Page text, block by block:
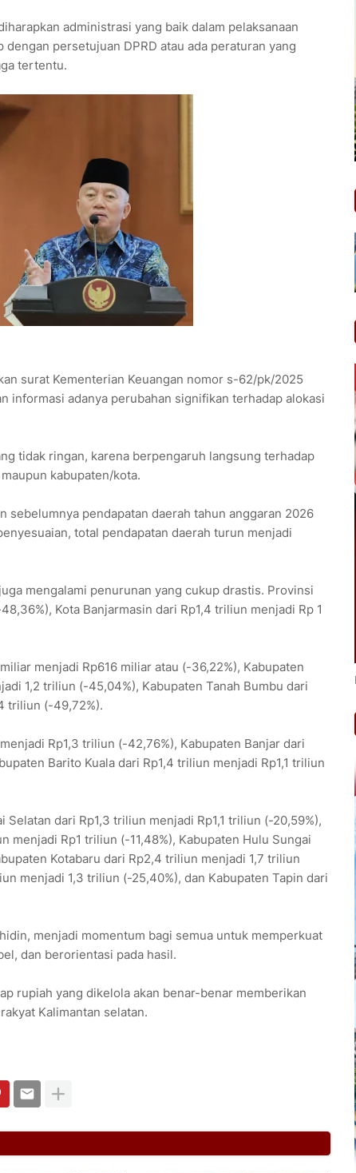
administrasi yang baik dalam pelaksanaan
persetujuan DPRD atau ada peraturan yang
tertentu.
surat Kementerian Keuangan nomor s-62/pk/2025
informasi adanya perubahan signifikan terhadap alokasi
tidak ringan, karena berpengaruh langsung terhadap
kabupaten/kota.
sebelumnya pendapatan daerah tahun anggaran 2026
total pendapatan daerah turun menjadi
mengalami penurunan yang cukup drastis. Provinsi
Kota Banjarmasin dari Rp1,4 triliun menjadi Rp 1
menjadi Rp616 miliar atau (-36,22%), Kabupaten
1,2 triliun (-45,04%), Kabupaten Tanah Bumbu dari
triliun (-49,72%).
Rp1,3 triliun (-42,76%), Kabupaten Banjar dari
Barito Kuala dari Rp1,4 triliun menjadi Rp1,1 triliun
dari Rp1,3 triliun menjadi Rp1,1 triliun (-20,59%),
menjadi Rp1 triliun (-11,48%), Kabupaten Hulu Sungai
Kotabaru dari Rp2,4 triliun menjadi 1,7 triliun
menjadi 1,3 triliun (-25,40%), dan Kabupaten Tapin dari
menjadi momentum bagi semua untuk memperkuat
dan berorientasi pada hasil.
rupiah yang dikelola akan benar-benar memberikan
Kalimantan selatan.